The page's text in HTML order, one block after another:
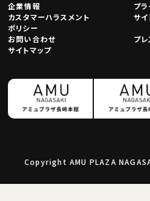
企業情報
プ
カスタマーハラスメント
ポリシー
サ
お問い合わせ
プレ
サイトマップ
Copyright AMU PLAZA